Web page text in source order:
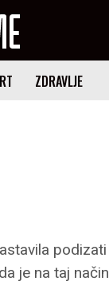
ZDRAVLJE
podizati
je na taj način